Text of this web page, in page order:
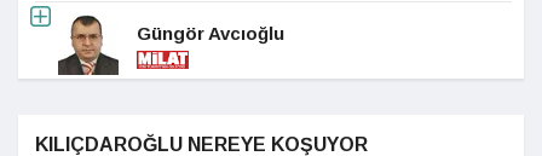
Güngör Avcıoğlu
KILIÇDAROĞLU NEREYE KOŞUYOR